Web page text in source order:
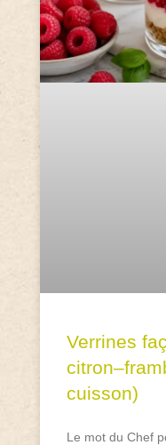
Verrines
cuisson)
Le mot du Chef